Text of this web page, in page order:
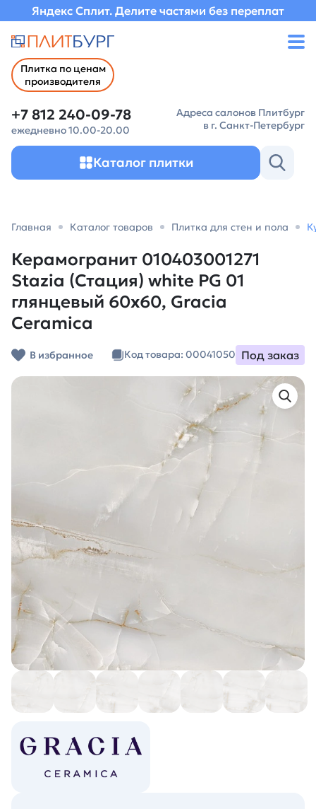
Яндекс Сплит. Делите частями без переплат
Плитка по ценам
производителя
+7 812 240-09-78
ежедневно 10.00-20.00
Адреса салонов Плитбург
в г. Санкт-Петербург
Каталог плитки
Главная Каталог товаров Плитка для стен и пола
Керамогранит 010403001271
Stazia (Стация) white PG 01
глянцевый 60х60, Gracia
Ceramica
В избранное Код товара: 00041050 Под заказ